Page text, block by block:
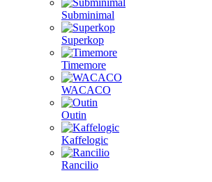
Subminimal
Superkop
Timemore
WACACO
Outin
Kaffelogic
Rancilio